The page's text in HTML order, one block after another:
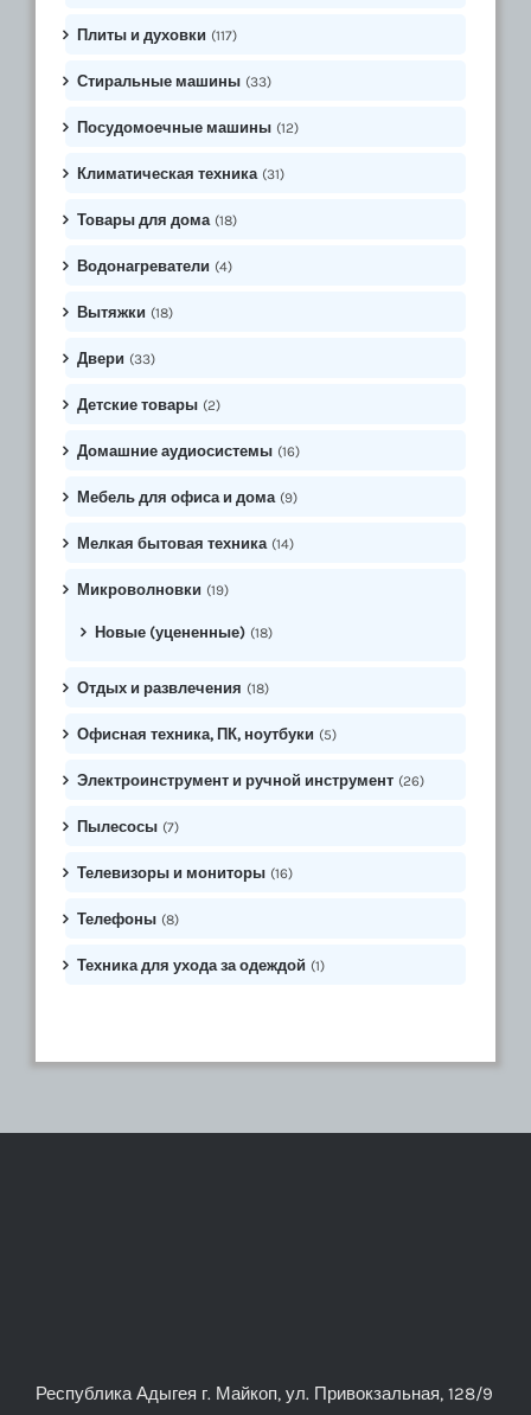
Плиты и духовки (117)
Стиральные машины (33)
Посудомоечные машины (12)
Климатическая техника (31)
Товары для дома (18)
Водонагреватели (4)
Вытяжки (18)
Двери (33)
Детские товары (2)
Домашние аудиосистемы (16)
Мебель для офиса и дома (9)
Мелкая бытовая техника (14)
Микроволновки (19)
Новые (уцененные) (18)
Отдых и развлечения (18)
Офисная техника, ПК, ноутбуки (5)
Электроинструмент и ручной инструмент (26)
Пылесосы (7)
Телевизоры и мониторы (16)
Телефоны (8)
Техника для ухода за одеждой (1)
Республика Адыгея г. Майкоп, ул. Привокзальная, 128/9